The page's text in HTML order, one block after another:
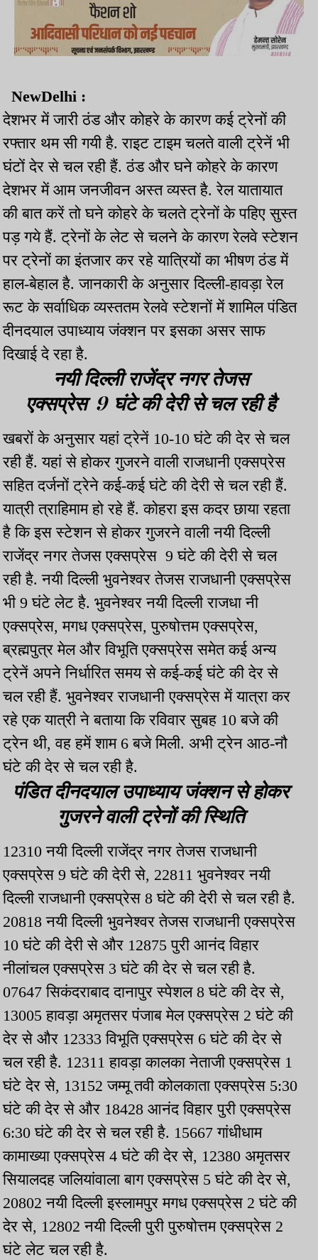
NewDelhi :
देशभर में जारी ठंड और कोहरे के कारण कई ट्रेनों की
रफ्तार थम सी गयी है. राइट टाइम चलते वाली ट्रेनें भी
घंटों देर से चल रही हैं. ठंड और घने कोहरे के कारण
देशभर में आम जनजीवन अस्त व्यस्त है. रेल यातायात
की बात करें तो घने कोहरे के चलते ट्रेनों के पहिए सुस्त
पड़ गये हैं. ट्रेनों के लेट से चलने के कारण रेलवे स्टेशन
पर ट्रेनों का इंतजार कर रहे यात्रियों का भीषण ठंड में
हाल-बेहाल है. जानकारी के अनुसार दिल्ली-हावड़ा रेल
रूट के सर्वाधिक व्यस्ततम रेलवे स्टेशनों में शामिल पंडित
दीनदयाल उपाध्याय जंक्शन पर इसका असर साफ
दिखाई दे रहा है.
नयी दिल्ली राजेंद्र नगर तेजस
एक्सप्रेस 9 घंटे की देरी से चल रही है
खबरों के अनुसार यहां ट्रेनें 10-10 घंटे की देर से चल
रही हैं. यहां से होकर गुजरने वाली राजधानी एक्सप्रेस
सहित दर्जनों ट्रेने कई-कई घंटे की देरी से चल रही हैं.
यात्री त्राहिमाम हो रहे हैं. कोहरा इस कदर छाया रहता
है कि इस स्टेशन से होकर गुजरने वाली नयी दिल्ली
राजेंद्र नगर तेजस एक्सप्रेस 9 घंटे की देरी से चल
रही है. नयी दिल्ली भुवनेश्वर तेजस राजधानी एक्सप्रेस
भी 9 घंटे लेट है. भुवनेश्वर नयी दिल्ली राजधा नी
एक्सप्रेस, मगध एक्सप्रेस, पुरुषोत्तम एक्सप्रेस,
ब्रह्मपुत्र मेल और विभूति एक्सप्रेस समेत कई अन्य
ट्रेनें अपने निर्धारित समय से कई-कई घंटे की देर से
चल रही हैं. भुवनेश्वर राजधानी एक्सप्रेस में यात्रा कर
रहे एक यात्री ने बताया कि रविवार सुबह 10 बजे की
ट्रेन थी, वह हमें शाम 6 बजे मिली. अभी ट्रेन आठ-नौ
घंटे की देर से चल रही है.
पंडित दीनदयाल उपाध्याय जंक्शन से होकर
गुजरने वाली ट्रेनों की स्थिति
12310 नयी दिल्ली राजेंद्र नगर तेजस राजधानी
एक्सप्रेस 9 घंटे की देरी से, 22811 भुवनेश्वर नयी
दिल्ली राजधानी एक्सप्रेस 8 घंटे की देरी से चल रही है.
20818 नयी दिल्ली भुवनेश्वर तेजस राजधानी एक्सप्रेस
10 घंटे की देरी से और 12875 पुरी आनंद विहार
नीलांचल एक्सप्रेस 3 घंटे की देर से चल रही है.
07647 सिकंदराबाद दानापुर स्पेशल 8 घंटे की देर से,
13005 हावड़ा अमृतसर पंजाब मेल एक्सप्रेस 2 घंटे की
देर से और 12333 विभूति एक्सप्रेस 6 घंटे की देर से
चल रही है. 12311 हावड़ा कालका नेताजी एक्सप्रेस 1
घंटे देर से, 13152 जम्मू तवी कोलकाता एक्सप्रेस 5:30
घंटे की देर से और 18428 आनंद विहार पुरी एक्सप्रेस
6:30 घंटे की देर से चल रही है. 15667 गांधीधाम
कामाख्या एक्सप्रेस 4 घंटे की देर से, 12380 अमृतसर
सियालदह जलियांवाला बाग एक्सप्रेस 5 घंटे की देर से,
20802 नयी दिल्ली इस्लामपुर मगध एक्सप्रेस 2 घंटे की
देर से, 12802 नयी दिल्ली पुरी पुरुषोत्तम एक्सप्रेस 2
घंटे लेट चल रही है.